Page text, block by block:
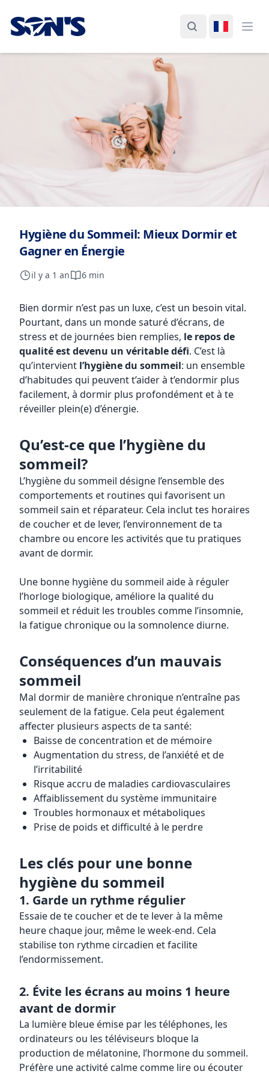
Laboratorios Química Son's
Rechercher
Changer
Hygiène du Sommeil: Mieux Dormir et
Gagner en Énergie
il y a 1 an 6 min
Bien dormir n’est pas un luxe, c’est un besoin vital.
Pourtant, dans un monde saturé d’écrans, de
stress et de journées bien remplies, le repos de
qualité est devenu un véritable défi. C’est là
qu’intervient l’hygiène du sommeil: un ensemble
d’habitudes qui peuvent t’aider à t’endormir plus
facilement, à dormir plus profondément et à te
réveiller plein(e) d’énergie.
Qu’est-ce que l’hygiène du
sommeil?
L’hygiène du sommeil désigne l’ensemble des
comportements et routines qui favorisent un
sommeil sain et réparateur. Cela inclut tes horaires
de coucher et de lever, l’environnement de ta
chambre ou encore les activités que tu pratiques
avant de dormir.
Une bonne hygiène du sommeil aide à réguler
l’horloge biologique, améliore la qualité du
sommeil et réduit les troubles comme l’insomnie,
la fatigue chronique ou la somnolence diurne.
Conséquences d’un mauvais
sommeil
Mal dormir de manière chronique n’entraîne pas
seulement de la fatigue. Cela peut également
affecter plusieurs aspects de ta santé:
Baisse de concentration et de mémoire
Augmentation du stress, de l’anxiété et de
l’irritabilité
Risque accru de maladies cardiovasculaires
Affaiblissement du système immunitaire
Troubles hormonaux et métaboliques
Prise de poids et difficulté à le perdre
Les clés pour une bonne
hygiène du sommeil
1. Garde un rythme régulier
Essaie de te coucher et de te lever à la même
heure chaque jour, même le week-end. Cela
stabilise ton rythme circadien et facilite
l’endormissement.
2. Évite les écrans au moins 1 heure
avant de dormir
La lumière bleue émise par les téléphones, les
ordinateurs ou les téléviseurs bloque la
production de mélatonine, l’hormone du sommeil.
Préfère une activité calme comme lire ou écouter